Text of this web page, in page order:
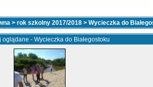
> rok szkolny 2017/2018 > Wycieczka do
oglądane - Wycieczka do Białegostoku